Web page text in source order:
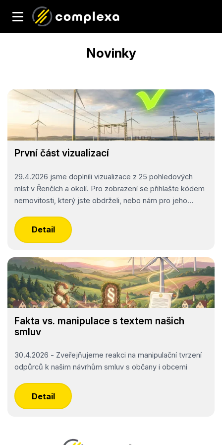
Novinky
První část vizualizací
29.4.2026 jsme doplnili vizualizace z 25 pohledových
míst v Řenčích a okolí. Pro zobrazení se přihlašte kódem
nemovitosti, který jste obdrželi, nebo nám pro jeho
Detail
Fakta vs. manipulace s textem našich
smluv
30.4.2026 - Zveřejňujeme reakci na manipulační tvrzení
odpůrců k našim návrhům smluv s občany i obcemi
Detail